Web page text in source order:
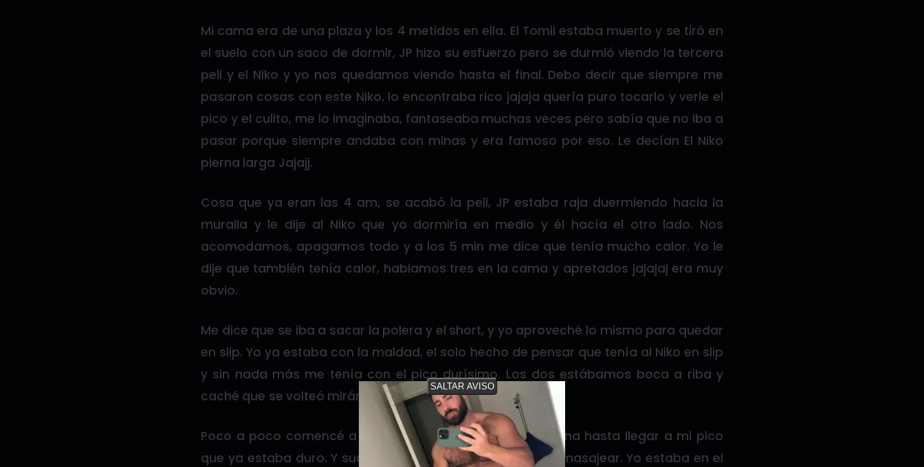
Mi cama era de una plaza y los 4 metidos en ella. El Tomii estaba muerto y se tiró en
el suelo con un saco de dormir, JP hizo su esfuerzo pero se durmió viendo la tercera
peli y el Niko y yo nos quedamos viendo hasta el final. Debo decir que siempre me
pasaron cosas con este Niko, lo encontraba rico jajaja quería puro tocarlo y verle el
pico y el culito, me lo imaginaba, fantaseaba muchas veces pero sabía que no iba a
pasar porque siempre andaba con minas y era famoso por eso. Le decían El Niko
pierna larga Jajajj.
Cosa que ya eran las 4 am, se acabó la peli, JP estaba raja duermiendo hacia la
muralla y le dije al Niko que yo dormiría en medio y él hacía el otro lado. Nos
acomodamos, apagamos todo y a los 5 min me dice que tenía mucho calor. Yo le
dije que también tenía calor, habiamos tres en la cama y apretados jajajaj era muy
obvio.
Me dice que se iba a sacar la polera y el short, y yo aproveché lo mismo para quedar
en slip. Yo ya estaba con la maldad, el solo hecho de pensar que tenía al Niko en slip
y sin nada más me tenía con el pico durísimo. Los dos estábamos boca a riba y
caché que se volteó mirándome y yo me hice el dormido.
Poco a poco comencé a sentir su mano subir por mi pierna hasta llegar a mi pico
que ya estaba duro. Y suavemente lo comenzó a tocar y masajear. Yo estaba en el
SALTAR AVISO